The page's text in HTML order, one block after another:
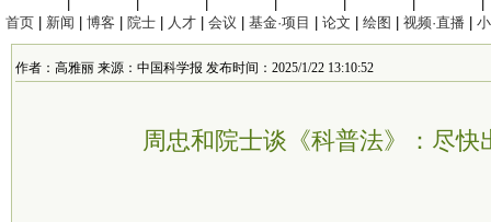
首页
新闻 博客 院士 人才 会议 基金·项目 论文 绘图 视频·直播
作者：高雅丽 来源：中国科学报 发布时间：2025/1/22 13:10:52
周忠和院士谈《科普法》：尽快